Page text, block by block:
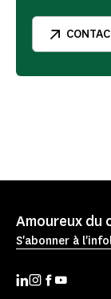
Amoureux du
S'abonner à